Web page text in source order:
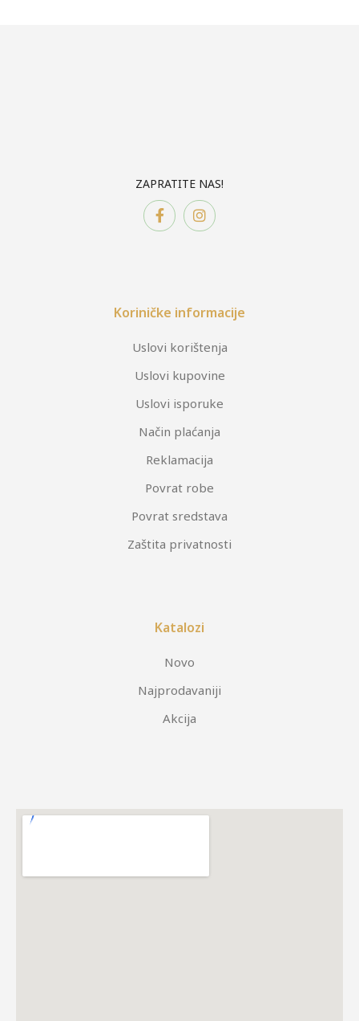
ZAPRATITE NAS!
Koriničke informacije
Uslovi korištenja
Uslovi kupovine
Uslovi isporuke
Način plaćanja
Reklamacija
Povrat robe
Povrat sredstava
Zaštita privatnosti
Katalozi
Novo
Najprodavaniji
Akcija